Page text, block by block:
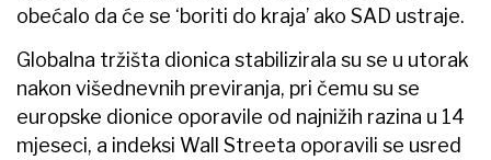
obećalo da će se ‘boriti do kraja’ ako SAD ustraje.
Globalna tržišta dionica stabilizirala su se u utorak
nakon višednevnih previranja, pri čemu su se
europske dionice oporavile od najnižih razina u 14
mjeseci, a indeksi Wall Streeta oporavili se usred